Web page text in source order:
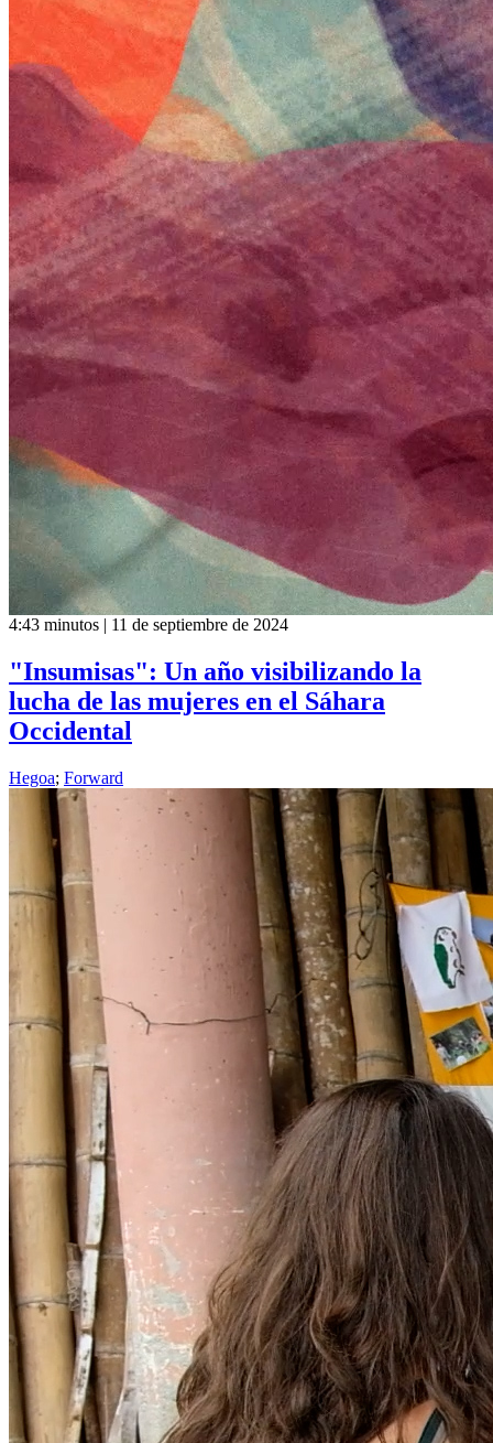
4:43 minutos | 11 de septiembre de 2024
"Insumisas": Un año visibilizando la
lucha de las mujeres en el Sáhara
Occidental
Hegoa; Forward